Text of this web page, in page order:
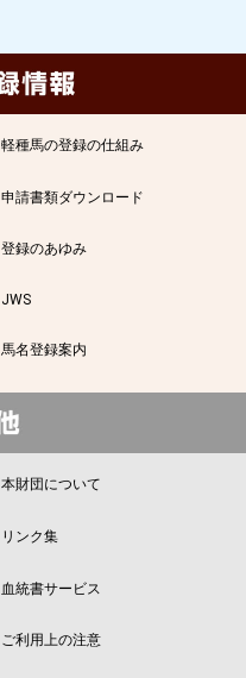
軽種馬の登録の仕組み
申請書類ダウンロード
登録のあゆみ
JWS
馬名登録案内
本財団について
リンク集
血統書サービス
ご利用上の注意